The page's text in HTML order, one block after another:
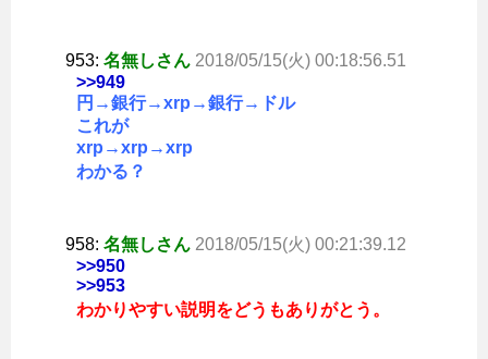
953: 名無しさん 2018/05/15(火) 00:18:56.51
>>949
円→銀行→xrp→銀行→ドル
これが
xrp→xrp→xrp
わかる？
958: 名無しさん 2018/05/15(火) 00:21:39.12
>>950
>>953
わかりやすい説明をどうもありがとう。